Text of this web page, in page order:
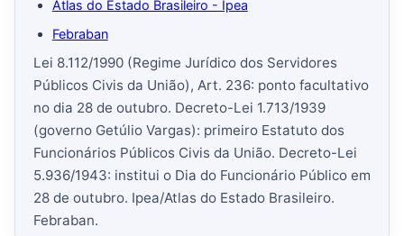
Atlas do Estado Brasileiro - Ipea
Febraban
Lei 8.112/1990 (Regime Jurídico dos Servidores
Públicos Civis da União), Art. 236: ponto facultativo
no dia 28 de outubro. Decreto-Lei 1.713/1939
(governo Getúlio Vargas): primeiro Estatuto dos
Funcionários Públicos Civis da União. Decreto-Lei
5.936/1943: institui o Dia do Funcionário Público em
28 de outubro. Ipea/Atlas do Estado Brasileiro.
Febraban.